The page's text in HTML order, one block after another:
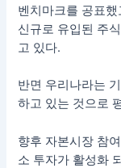
벤치마크를 공표
신규로 유입된 주
고 있다.
반면 우리나라는
하고 있는 것으로
향후 자본시장 참
소 투자가 활성화